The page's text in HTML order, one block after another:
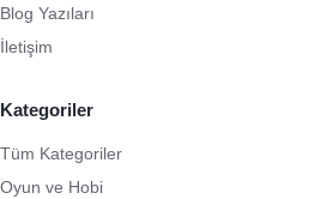
Blog Yazıları
İletişim
Kategoriler
Tüm Kategoriler
Oyun ve Hobi